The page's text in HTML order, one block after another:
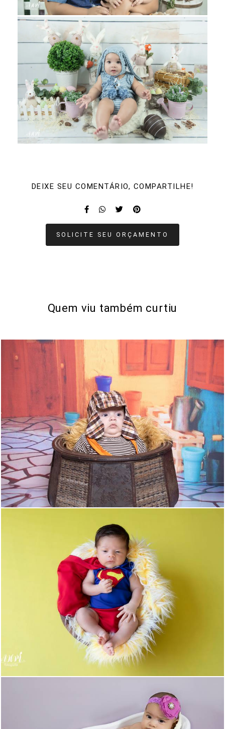
DEIXE SEU COMENTÁRIO, COMPARTILHE!
SOLICITE SEU ORÇAMENTO
Quem viu também curtiu
69 0
408 0